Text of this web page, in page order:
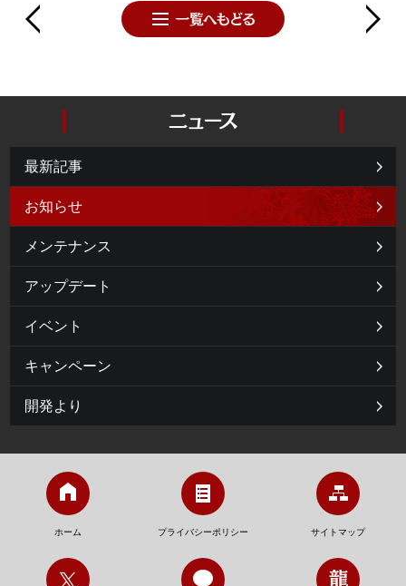
最新記事
お知らせ
メンテナンス
アップデート
イベント
キャンペーン
開発より
ホーム プライバシーポリシー サイトマップ